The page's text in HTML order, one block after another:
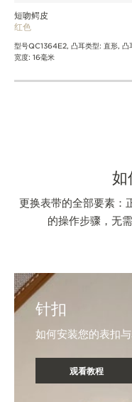
短吻鳄皮
红色
型号QC1364E2, 凸耳类型: 直形, 凸
宽度: 16毫米
如
更换表带的全部要素：
的操作步骤，无
针扣
如何安装您的表扣与
观看教程